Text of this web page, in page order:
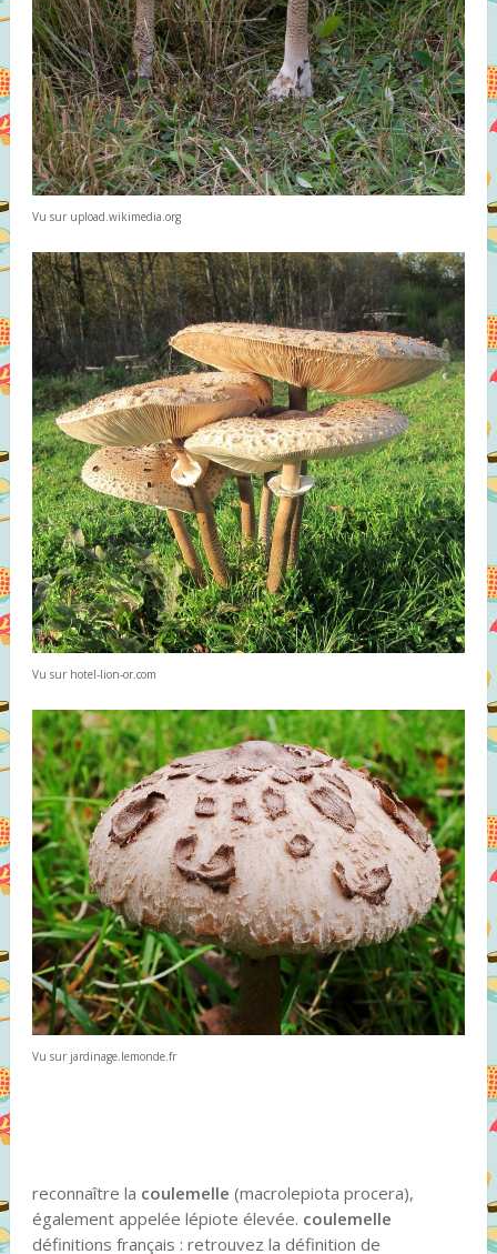
Vu sur upload.wikimedia.org
Vu sur hotel-lion-or.com
Vu sur jardinage.lemonde.fr
reconnaître la coulemelle (macrolepiota procera),
également appelée lépiote élevée. coulemelle
définitions français : retrouvez la définition de